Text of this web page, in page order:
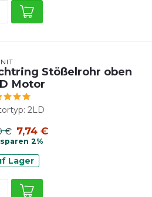
Stößelrohr oben
Motor
2LD
€ 7,74 €
2%
Lager